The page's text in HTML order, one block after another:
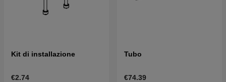
Kit di installazione
€2.74
Tubo
€74.39